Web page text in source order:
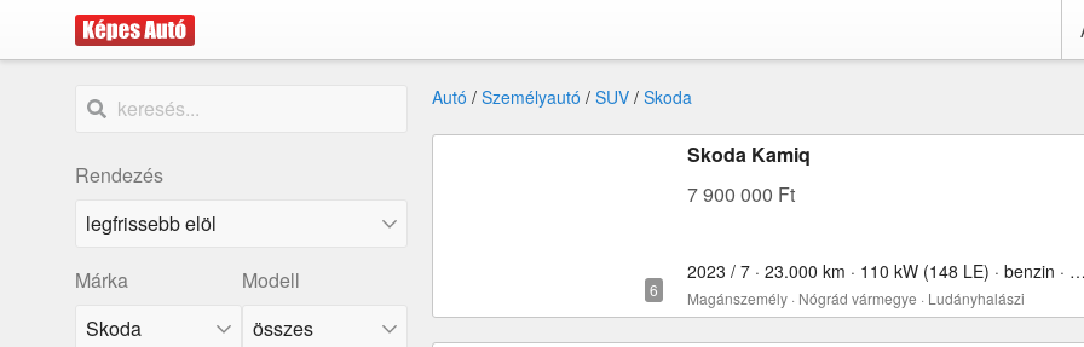
Rendezés
Márka
Skoda
Modell
összes
Autó / Személyautó / SUV / Skoda
Skoda Kamiq
7 900 000 Ft
2023 / 7 · 23.000 km · 110 kW (148 LE) · benzin · 1498 cm³
Magánszemély · Nógrád vármegye · Ludányhalászi